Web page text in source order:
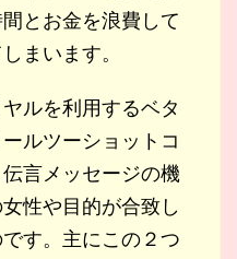
とお金を浪費して
まいます。
ルを利用するベタ
ルツーショットコ
言メッセージの機
性や目的が合致し
す。主にこの２つ